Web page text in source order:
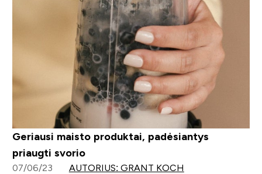
Geriausi maisto produktai, padėsiantys
priaugti svorio
07/06/23 AUTORIUS: GRANT KOCH